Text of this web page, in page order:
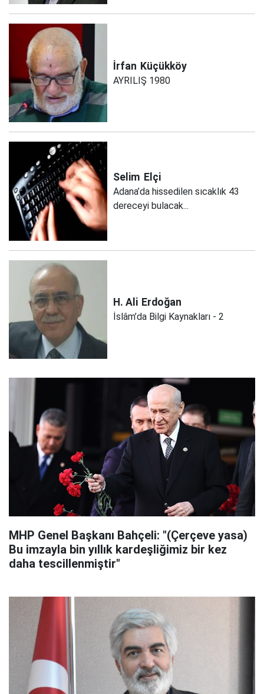
İrfan Küçükköy
AYRILIŞ 1980
Selim Elçi
Adana’da hissedilen sıcaklık 43
dereceyi bulacak...
H. Ali Erdoğan
İslâm’da Bilgi Kaynakları - 2
MHP Genel Başkanı Bahçeli: "(Çerçeve yasa)
Bu imzayla bin yıllık kardeşliğimiz bir kez
daha tescillenmiştir"